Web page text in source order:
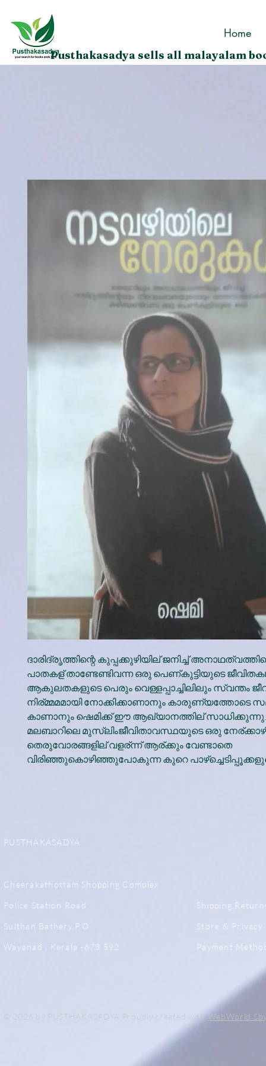
Home
Pusthakasadya sells all malayalam
ദാരിദ്രൃത്തിന്റെ കുപ്പക്കുഴിയില് ജനിച്ച്
പാതകള് താണ്ടേണ്ടിവന്ന ഒരു പെണ്കുട്ടിയുടെ
ആകുലതകളുടെ പെരും വെള്ളപ്പാച്ചിലിലും സ്വന്തം
നിര്മ്മമമായി നോക്കിക്കാണാനും കാരുണ്യത്തോടെ
കാണാനും ഷെമിക്ക് ഈ ആഖ്യാനത്തില് സാധിക്കുന്നു.
മലബാറിലെ മുസ്ലിംജീവിതാവസ്ഥയുടെ ഒരു
തെരുവോരങ്ങളില് വളര്ന്ന് ആര്ക്കും വേണ്ടാതെ
വിരിഞ്ഞുകൊഴിഞ്ഞുപോകുന്ന കുറെ
PUSTHAKASADYA
Cheerakathottam Shopping Complex
Police Station Road,
Sulthan Bathery.P.O
Wayanad , Kerala -673 592
Store & Privacy
Payment
© 2026 by PUSTHAKASADYA Proudly created withWebWorld